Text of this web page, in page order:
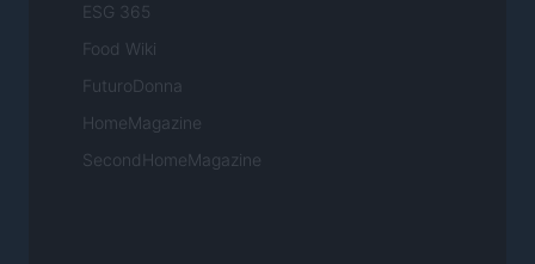
ESG 365
Food Wiki
FuturoDonna
HomeMagazine
SecondHomeMagazine